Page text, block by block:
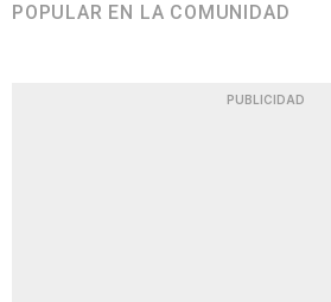
POPULAR EN LA COMUNIDAD
PUBLICIDAD